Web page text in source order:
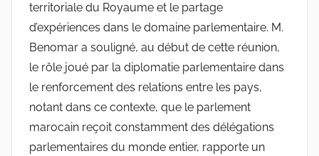
territoriale du Royaume et le partage
d’expériences dans le domaine parlementaire. M.
Benomar a souligné, au début de cette réunion,
le rôle joué par la diplomatie parlementaire dans
le renforcement des relations entre les pays,
notant dans ce contexte, que le parlement
marocain reçoit constamment des délégations
parlementaires du monde entier, rapporte un